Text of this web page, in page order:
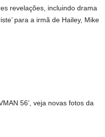
revelações, incluindo drama
para a irmã de Hailey, Mike
56’, veja novas fotos da